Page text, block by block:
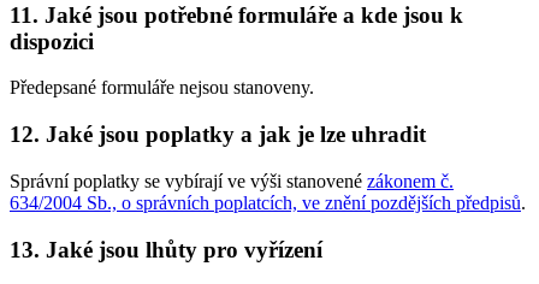
11. Jaké jsou potřebné formuláře a kde jsou k
dispozici
Předepsané formuláře nejsou stanoveny.
12. Jaké jsou poplatky a jak je lze uhradit
Správní poplatky se vybírají ve výši stanovené zákonem č.
634/2004 Sb., o správních poplatcích, ve znění pozdějších předpisů.
13. Jaké jsou lhůty pro vyřízení